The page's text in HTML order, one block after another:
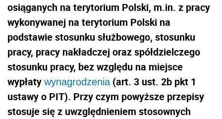
osiąganych na terytorium Polski, m.in. z pracy
wykonywanej na terytorium Polski na
podstawie stosunku służbowego, stosunku
pracy, pracy nakładczej oraz spółdzielczego
stosunku pracy, bez względu na miejsce
wypłaty wynagrodzenia(art. 3 ust. 2b pkt 1
ustawy o PIT). Przy czym powyższe przepisy
stosuje się z uwzględnieniem stosownych